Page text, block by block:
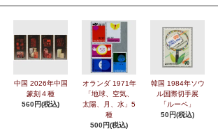
中国 2026年中国
篆刻４種
560円(税込)
オランダ 1971年
「地球、空気、
太陽、月、水」5
種
500円(税込)
韓国 1984年ソウ
ル国際切手展
「ルーペ」
50円(税込)